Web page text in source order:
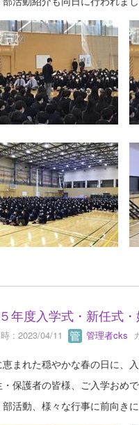
年度入学式・新任式
: 2023/04/11 管理者cks
まれた穏やかな春の日に、
保護者の皆様、ご入学おめで
活動、様々な行事に前向き